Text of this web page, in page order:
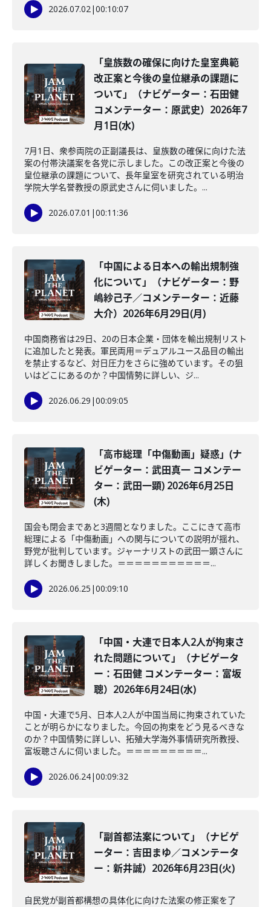
2026.07.02|00:10:07
「皇族数の確保に向けた皇室典範
改正案と今後の皇位継承の課題に
ついて」（ナビゲーター：石田健
コメンテーター：原武史）2026年7
月1日(水)
7月1日、衆参両院の正副議長は、皇族数の確保に向けた法
案の付帯決議案を各党に示しました。この改正案と今後の
皇位継承の課題について、長年皇室を研究されている明治
学院大学名誉教授の原武史さんに伺いました。...
2026.07.01 |00:11:36
「中国による日本への輸出規制強
化について」（ナビゲーター：野
嶋紗己子／コメンテーター：近藤
大介）2026年6月29日(月)
中国商務省は29日、20の日本企業・団体を輸出規制リスト
に追加したと発表。軍民両用＝デュアルユース品目の輸出
を禁止するなど、対日圧力をさらに強めています。その狙
いはどこにあるのか？中国情勢に詳しい、ジ...
2026.06.29 |00:09:05
「高市総理「中傷動画」疑惑」(ナ
ビゲーター：武田真一 コメンテー
ター：武田一顕) 2026年6月25日
(木)
国会も閉会まであと3週間となりました。ここにきて高市
総理による「中傷動画」への関与についての説明が揺れ、
野党が批判しています。ジャーナリストの武田一顕さんに
詳しくお聞きしました。＝＝＝＝＝＝＝＝＝＝＝...
2026.06.25 |00:09:10
「中国・大連で日本人2人が拘束さ
れた問題について」（ナビゲータ
ー：石田健 コメンテーター：富坂
聰）2026年6月24日(水)
中国・大連で5月、日本人2人が中国当局に拘束されていた
ことが明らかになりました。今回の拘束をどう見るべきな
のか？中国情勢に詳しい、拓殖大学海外事情研究所教授、
富坂聰さんに伺いました。＝＝＝＝＝＝＝＝＝...
2026.06.24|00:09:32
「副首都法案について」（ナビゲ
ーター：吉田まゆ／コメンテータ
ー：新井誠）2026年6月23日(火)
自民党が副首都構想の具体化に向けた法案の修正案を了